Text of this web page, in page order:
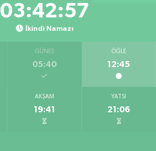
03:42:56
İkindi Namazı
GÜNEŞ
05:40
ÖĞLE
12:45
AKŞAM
19:41
YATSI
21:06